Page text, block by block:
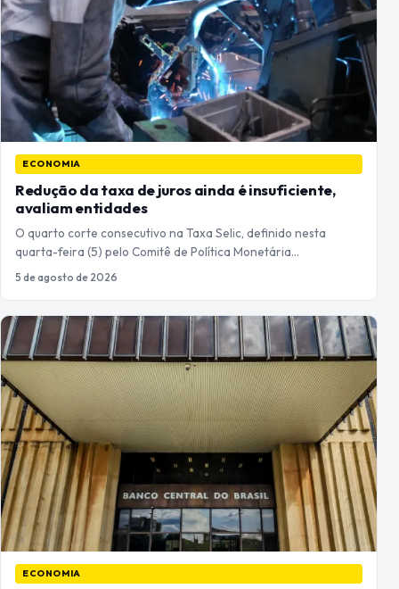
ECONOMIA
Redução da taxa de juros ainda é insuficiente,
avaliam entidades
O quarto corte consecutivo na Taxa Selic, definido nesta
quarta-feira (5) pelo Comitê de Política Monetária…
5 de agosto de 2026
ECONOMIA